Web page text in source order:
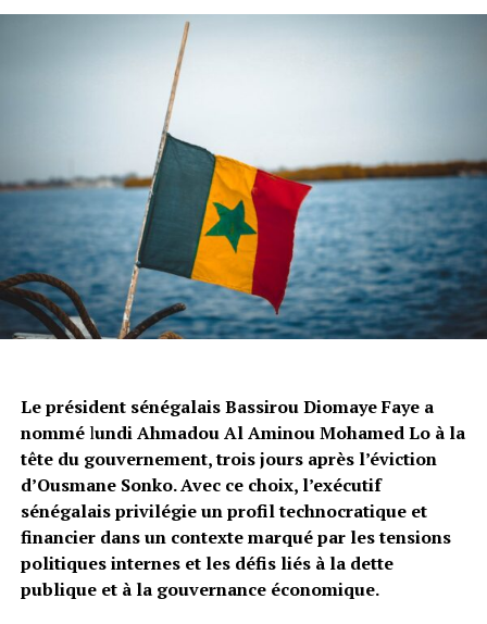
Le président sénégalais Bassirou Diomaye Faye a
nommélundi Ahmadou Al Aminou MohamedLo à la
tête du gouvernement, trois jours après l’éviction
d’Ousmane Sonko. Avec ce choix, l’exécutif
sénégalais privilégie un profil technocratique et
financier dans un contexte marqué par les tensions
politiques internes et les défis liés à la dette
publique et à la gouvernance économique.